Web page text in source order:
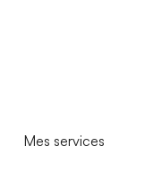
Mes services